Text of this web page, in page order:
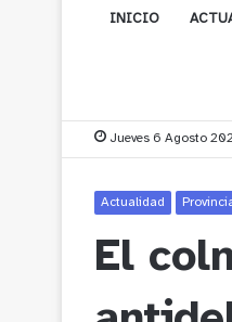
INICIO
Jueves 6 Agosto
Actualidad
El